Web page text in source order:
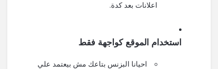
اعلانات بعد كدة.
استخدام الموقع كواجهة فقط
احيانا البزنس بتاعك مش بيعتمد علي